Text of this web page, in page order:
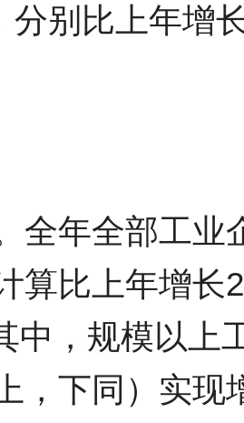
分别比上年增
全年全部工业
算比上年增长
中，规模以上
，下同）实现